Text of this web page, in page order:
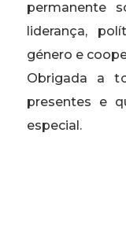
permanente
liderança,
género e
Obrigada a
presentes e
especial.